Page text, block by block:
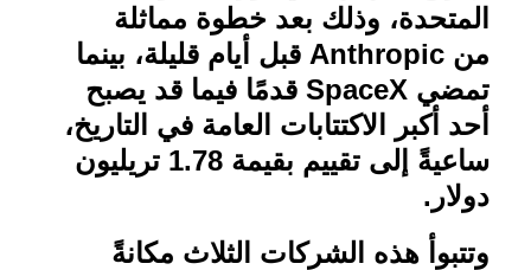
المتحدة، وذلك بعد خطوة مماثلة
من Anthropic قبل أيام قليلة، بينما
تمضي SpaceX قدمًا فيما قد يصبح
أحد أكبر الاكتتابات العامة في التاريخ،
ساعيةً إلى تقييم بقيمة 1.78 تريليون
دولار .
وتتبوأ هذه الشركات الثلاث مكانةً